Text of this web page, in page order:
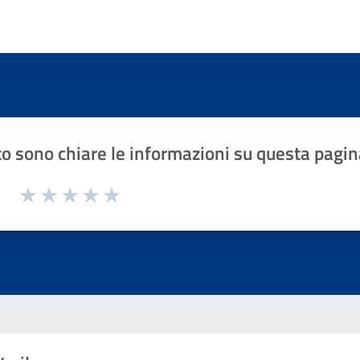
sono chiare le informazioni su questa
1 a 5 stelle la pagina